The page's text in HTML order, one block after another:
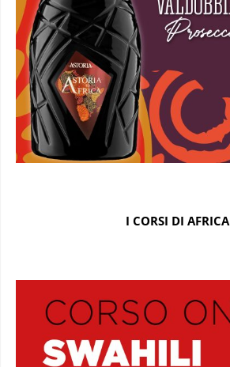
I CORSI DI AFRICA